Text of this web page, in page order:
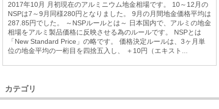
2017年10月 月初現在のアルミニウム地金相場です。 10～12月の
NSPは7～9月同様280円となりました。 9月の月間地金価格平均は
287.85円でした。 ～NSPルールとは～ 日本国内で、アルミの地金
相場をアルミ製品価格に反映させる為のルールです。 NSPとは
「New Standard Price」の略です。 価格決定ルールは、3ヶ月単
位の地金平均の一桁目を四捨五入し、 ＋10円（エキスト...
カテゴリ